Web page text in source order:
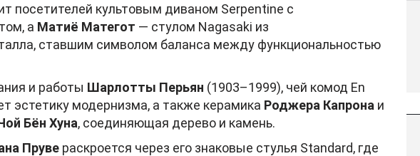
посетителей культовым диваном Serpentine с
а Матиё Матегот — стулом Nagasaki из
ставшим символом баланса между функциональностью
и работы Шарлотты Перьян (1903–1999), чей комод En
эстетику модернизма, а также керамика Роджера Капрона и
Бён Хуна, соединяющая дерево и камень.
Пруве раскроется через его знаковые стулья Standard, где